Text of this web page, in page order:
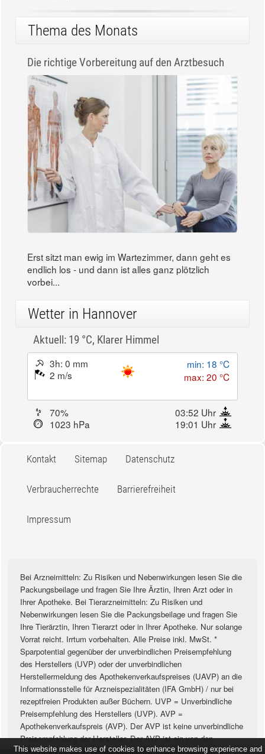
Thema des Monats
Die richtige Vorbereitung auf den Arztbesuch
Erst sitzt man ewig im Wartezimmer, dann geht es
endlich los - und dann ist alles ganz plötzlich
vorbei...
Wetter in Hannover
Aktuell: 19 °C, Klarer Himmel
3h: 0 mm
2 m/s
min: 18 °C
max: 20 °C
70%
03:52 Uhr
1023 hPa
19:01 Uhr
Kontakt Sitemap Datenschutz
Verbraucherrechte Barrierefreiheit
Impressum
Bei Arzneimitteln: Zu Risiken und Nebenwirkungen lesen Sie die
Packungsbeilage und fragen Sie Ihre Ärztin, Ihren Arzt oder in
Ihrer Apotheke. Bei Tierarzneimitteln: Zu Risiken und
Nebenwirkungen lesen Sie die Packungsbeilage und fragen Sie
Ihre Tierärztin, Ihren Tierarzt oder in Ihrer Apotheke. Nur solange
Vorrat reicht. Irrtum vorbehalten. Alle Preise inkl. MwSt. *
Sparpotential gegenüber der unverbindlichen Preisempfehlung
des Herstellers (UVP) oder der unverbindlichen
Herstellermeldung des Apothekenverkaufspreises (UAVP) an die
Informationsstelle für Arzneispezialitäten (IFA GmbH) / nur bei
rezeptfreien Produkten außer Büchern. UVP = Unverbindliche
Preisempfehlung des Herstellers (UVP). AVP =
Apothekenverkaufspreis (AVP). Der AVP ist keine unverbindliche
Preisempfehlung der Hersteller. Der AVP ist ein von den
Apotheken selbst in Ansatz gebrachter Preis für rezeptfreie
This website makes use of cookies to enhance browsing experience and